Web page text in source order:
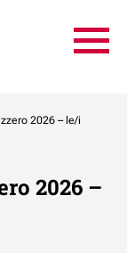
2026 – le/i
2026 –